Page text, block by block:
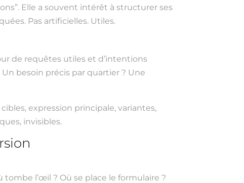
Elle a souvent intérêt à structurer ses
Pas artificielles. Utiles.
de requêtes utiles et d’intentions
besoin précis par quartier ? Une
expression principale, variantes,
invisibles.
l’œil ? Où se place le formulaire ?